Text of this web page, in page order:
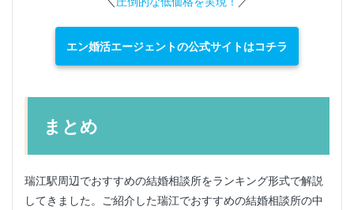
エン婚活エージェントの公式サイトはコチラ
まとめ
瑞江駅周辺でおすすめの結婚相談所をランキング形式で解説
してきました。ご紹介した瑞江でおすすめの結婚相談所の中